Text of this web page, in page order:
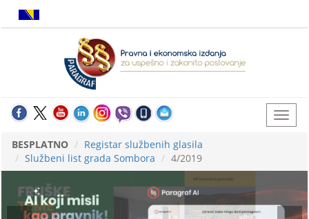
BESPLATNO
Registar službenih glasila
Službeni list grada Sombora
4/2019